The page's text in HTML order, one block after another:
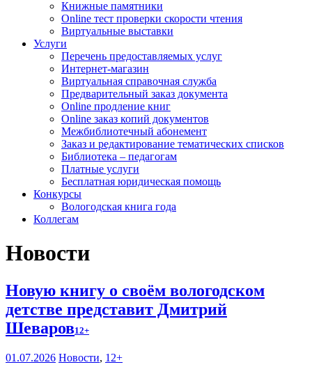
Книжные памятники
Online тест проверки скорости чтения
Виртуальные выставки
Услуги
Перечень предоставляемых услуг
Интернет-магазин
Виртуальная справочная служба
Предварительный заказ документа
Online продление книг
Online заказ копий документов
Межбиблиотечный абонемент
Заказ и редактирование тематических списков
Библиотека – педагогам
Платные услуги
Бесплатная юридическая помощь
Конкурсы
Вологодская книга года
Коллегам
Новости
Новую книгу о своём вологодском
детстве представит Дмитрий
Шеваров12+
01.07.2026 Новости, 12+